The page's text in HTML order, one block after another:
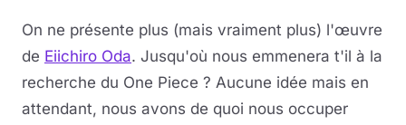
On ne présente plus (mais vraiment plus) l'œuvre
de Eiichiro Oda. Jusqu'où nous emmenera t'il à la
recherche du One Piece ? Aucune idée mais en
attendant, nous avons de quoi nous occuper